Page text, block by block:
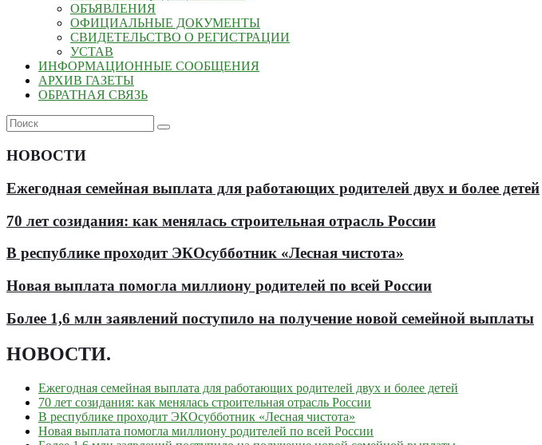
ОБЪЯВЛЕНИЯ
ОФИЦИАЛЬНЫЕ ДОКУМЕНТЫ
СВИДЕТЕЛЬСТВО О РЕГИСТРАЦИИ
УСТАВ
ИНФОРМАЦИОННЫЕ СООБЩЕНИЯ
АРХИВ ГАЗЕТЫ
ОБРАТНАЯ СВЯЗЬ
НОВОСТИ
Ежегодная семейная выплата для работающих родителей двух и более детей
70 лет созидания: как менялась строительная отрасль России
В республике проходит ЭКОсубботник «Лесная чистота»
Новая выплата помогла миллиону родителей по всей России
Более 1,6 млн заявлений поступило на получение новой семейной выплаты
НОВОСТИ.
Ежегодная семейная выплата для работающих родителей двух и более детей
70 лет созидания: как менялась строительная отрасль России
В республике проходит ЭКОсубботник «Лесная чистота»
Новая выплата помогла миллиону родителей по всей России